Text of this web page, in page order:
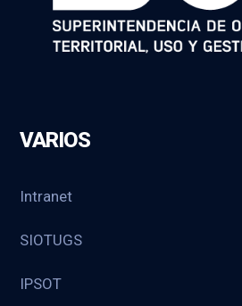
VARIOS
Intranet
SIOTUGS
IPSOT